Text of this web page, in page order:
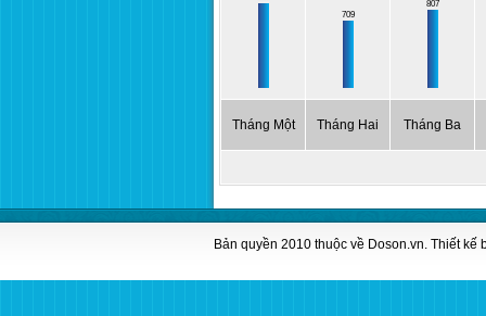
709
807
Tháng Một Tháng Hai Tháng Ba
Bản quyền 2010 thuộc về Doson.vn. Thiết kế